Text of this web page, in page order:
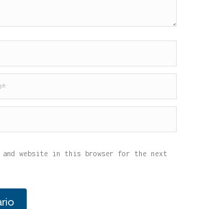
*
and website in this browser for the next